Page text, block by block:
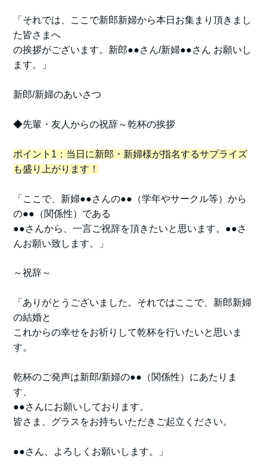
「それでは、ここで新郎新婦から本日お集まり頂きまし
た皆さまへ
の挨拶がございます。新郎●●さん/新婦●●さん お願いし
ます。」
新郎/新婦のあいさつ
◆先輩・友人からの祝辞～乾杯の挨拶
ポイント1：当日に新郎・新婦様が指名するサプライズ
も盛り上がります！
「ここで、新婦●●さんの●●（学年やサークル等）から
の●●（関係性）である
●●さんから、一言ご祝辞を頂きたいと思います。●●さ
んお願い致します。」
～祝辞～
「ありがとうございました。それではここで、新郎新婦
の結婚と
これからの幸せをお祈りして乾杯を行いたいと思いま
す。
乾杯のご発声は新郎/新婦の●●（関係性）にあたりま
す、
●●さんにお願いしております。
皆さま、グラスをお持ちいただきご起立ください。
●●さん、よろしくお願いします。」